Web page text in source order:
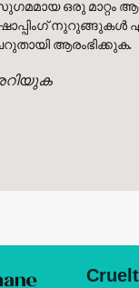
ഒരു മാറ്റം
നുറുങ്ങുകൾ
ആരംഭിക്കുക.